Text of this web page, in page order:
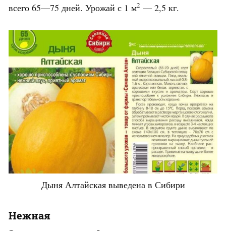
всего 65—75 дней. Урожай с 1 м2 — 2,5 кг.
Дыня Алтайская выведена в Сибири
Нежная